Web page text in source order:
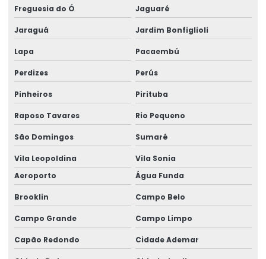
Desembaraço aduaneiro de mercadorias
Desembaraço aduaneiro parcial
Desembaraço aduaneiro preço
Desembaraço aduaneiro de produtos industrializados
Desembaraço aduaneiro em sp
Despachante de aduana internacional
Despachante aduaneiro
Despachante aduaneiro e agente de carga
Despachante aduaneiro comércio exterior
Freguesia do Ó Jaguaré
Jaraguá Jardim Bonfiglioli
Lapa Pacaembú
Perdizes Perús
Pinheiros Pirituba
Raposo Tavares Rio Pequeno
São Domingos Sumaré
Vila Leopoldina
Vila Sonia
Aeroporto
Água Funda
Brooklin Campo Belo
Campo Grande Campo Limpo
Capão Redondo Cidade Ademar